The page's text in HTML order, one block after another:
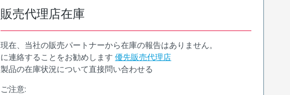
販売代理店在庫
現在、当社の販売パートナーから在庫の報告はありません。
に連絡することをお勧めします 優先販売代理店
製品の在庫状況について直接問い合わせる
ご注意: